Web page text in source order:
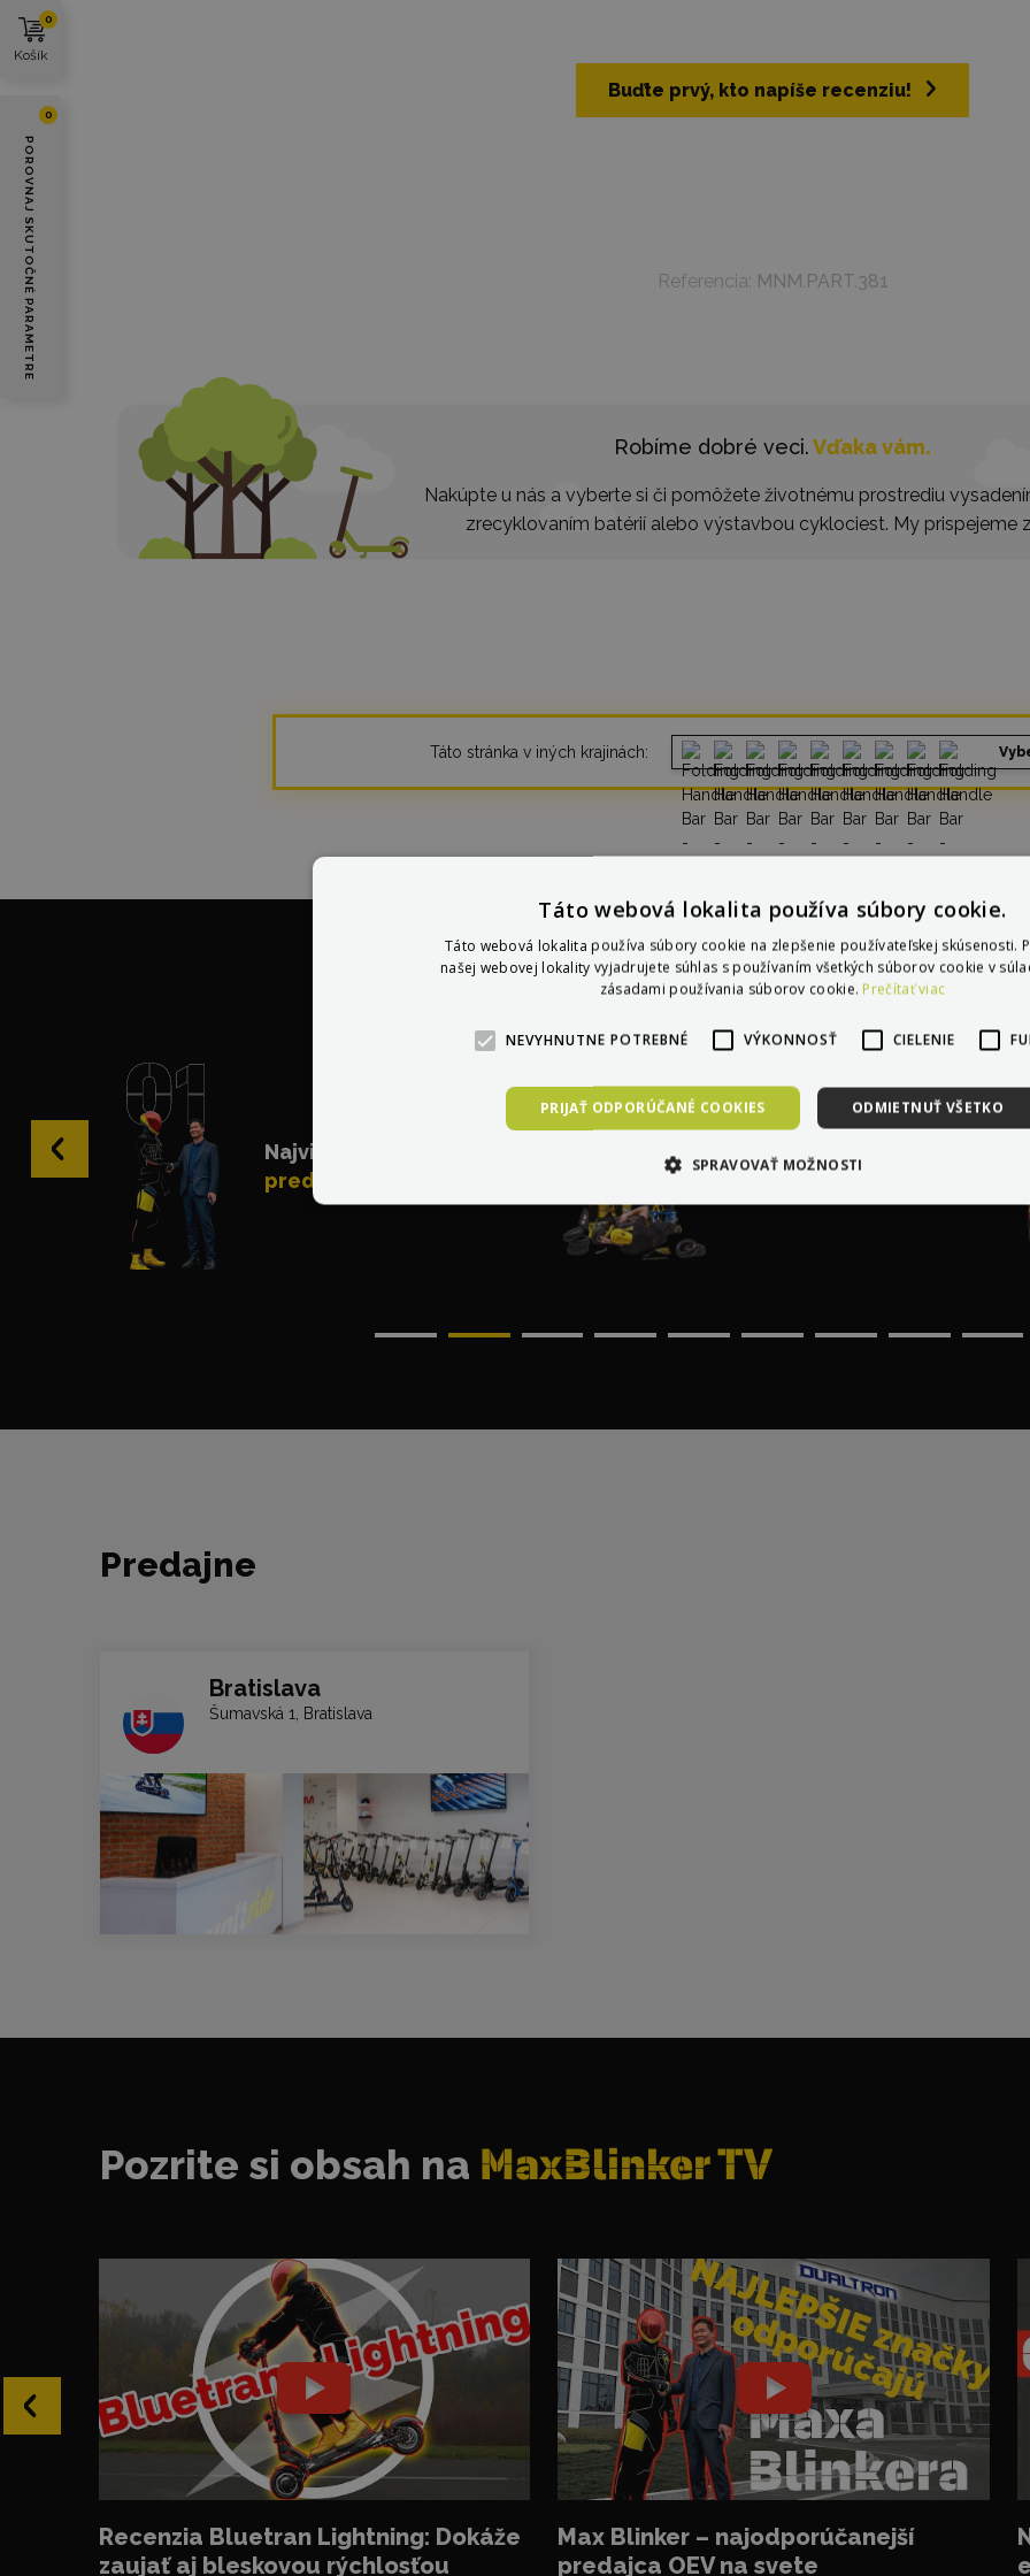
Buďte prvý, kto napíše recenziu!
Referencia: MNM.PART.381
Robíme dobré veci.Vďaka vám.
Nakúpte u nás a vyberte si či pomôžete životnému prostrediu
zrecyklovaním batérií alebo výstavbou cyklociest. My prispejeme
Táto stránka v iných krajinách:
V čom jeMax Blinker
Najviac odporúčaný
predajca na svete
Profesionálny servis u vás
‹
Predajne
Bratislava
Šumavská 1, Bratislava
Pozrite si obsah na MaxBlinker TV
Recenzia Bluetran Lightning: Dokáže
zaujať aj bleskovou rýchlosťou
Max Blinker – najodporúčanejší
predajca OEV na svete
‹
Košík
0
POROVNAJ SKUTOČNÉ PARAMETRE
0
Táto webová lokalita používa súbory cookie.
Táto webová lokalita používa súbory cookie na zlepšenie používateľskej skúsenosti.
našej webovej lokality vyjadrujete súhlas s používaním všetkých súborov cookie v
zásadami používania súborov cookie. Prečítať viac
NEVYHNUTNE POTREBNÉ VÝKONNOSŤ CIELENIE
PRIJAŤ ODPORÚČANÉ COOKIES ODMIETNUŤ VŠETKO
SPRAVOVAŤ MOŽNOSTI